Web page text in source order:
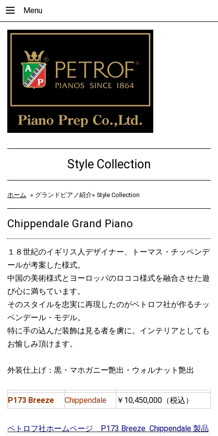
Menu
Style Collection
ホーム » グランドピアノ紹介» Style Collection
Chippendale Grand Piano
１８世紀のイギリス人デザイナー、トーマス・チッペンデ
ールが考案した様式。
中国の美術様式とヨーロッパのロココ様式を融合させた遊
び心に満ちています。
そのスタイルを忠実に再現したのがペトロフ社が作るチッ
ペンデール・モデル。
特に手の込んだ装飾は見る者を虜に。インテリアとしても
お愉しみ頂けます。
外装仕上げ：黒・マホガニー艶出・ウォルナット艶出
P173 Breeze Chippendale ￥10,450,000（税込）
ペトロフ社ホームページ P173 Breeze Chippendale 製品